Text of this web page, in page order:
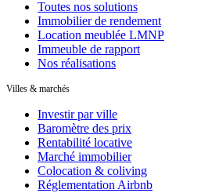
Toutes nos solutions
Immobilier de rendement
Location meublée LMNP
Immeuble de rapport
Nos réalisations
Villes & marchés
Investir par ville
Baromètre des prix
Rentabilité locative
Marché immobilier
Colocation & coliving
Réglementation Airbnb